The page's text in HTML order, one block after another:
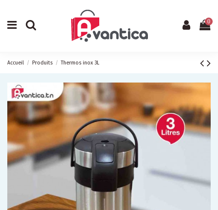
0
Accueil Produits Thermos inox 3L